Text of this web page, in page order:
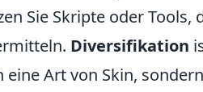
Sie Skripte oder Tools,
Diversifikation
Art von Skin,